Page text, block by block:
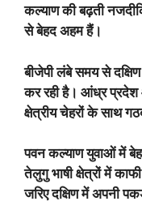
कल्याण की बढ़ती
से बेहद अहम हैं।
बीजेपी लंबे समय से
कर रही है। आंध्र प्रदेश
क्षेत्रीय चेहरों के साथ
पवन कल्याण युवाओं में
तेलुगु भाषी क्षेत्रों में
जरिए दक्षिण में अपनी